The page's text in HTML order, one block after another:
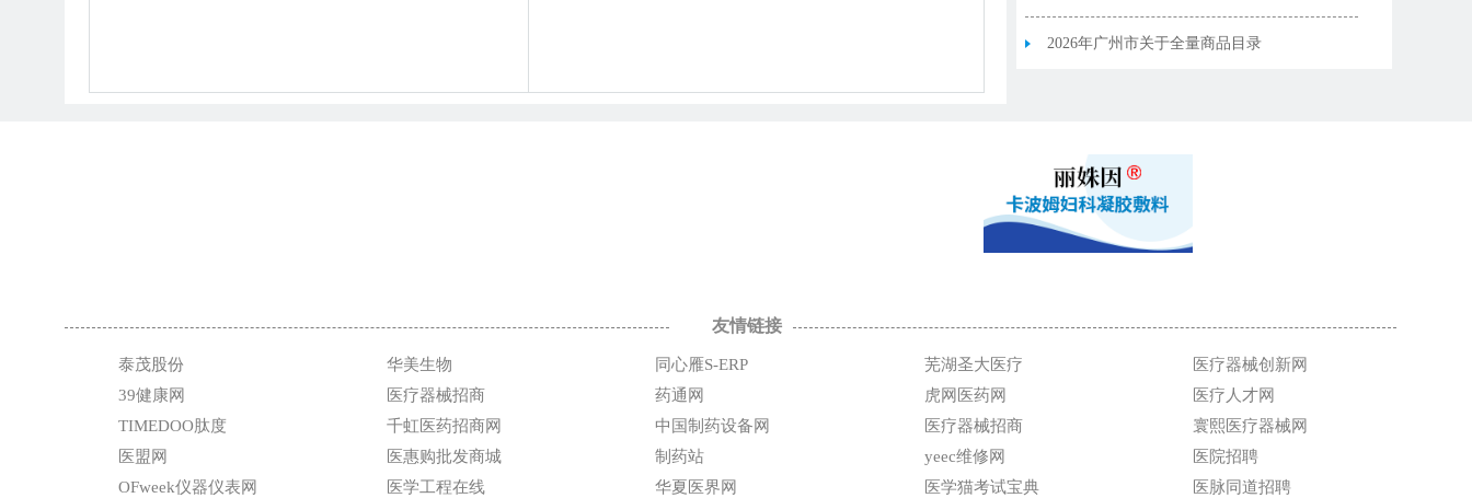
7_20260702（耗材）
2026年广州市关于全量商品目录
友情链接
泰茂股份 华美生物 同心雁S-ERP 芜湖圣大医疗
医疗器械创新网
39健康网
医疗器械招商 药通网 虎网医药网
医疗人才网
TIMEDOO肽度
千虹医药招商网 中国制药设备网 医疗器械招商
寰熙医疗器械网
医盟网
医惠购批发商城 制药站 yeec维修网
医院招聘
OFweek仪器仪表网
医学工程在线 华夏医界网 医学猫考试宝典 医脉同道招聘